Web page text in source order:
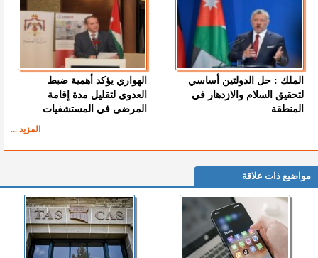
الملك : حل الدولتين أساسي
لتحقيق السلام والازدهار في
المنطقة
الهواري يؤكد أهمية ضبط
العدوى لتقليل مدة إقامة
المرضى في المستشفيات
المزيد ...
مواضيع ذات علاقة